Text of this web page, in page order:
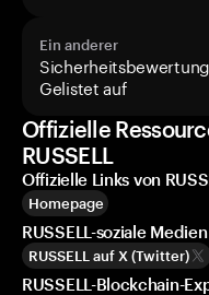
Ein anderer
Sicherheitsbewertung
Gelistet auf
Offizielle
RUSSELL
Offizielle Links von
Homepage
RUSSELL-soziale
RUSSELL auf X (Twitter)
RUSSELL-Blockchain-